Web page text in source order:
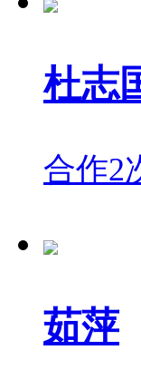
杜志
合作2
茹萍